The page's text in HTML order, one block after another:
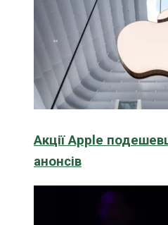
Акції Apple
анонсів